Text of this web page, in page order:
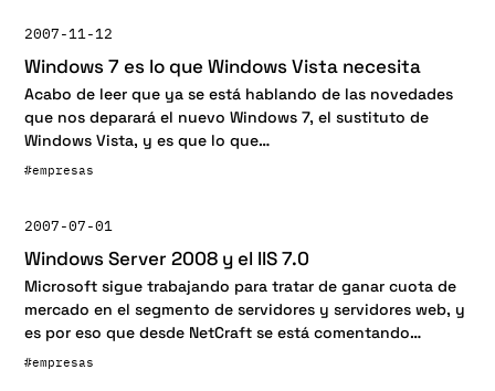
2007-11-12
Windows 7 es lo que Windows Vista necesita
Acabo de leer que ya se está hablando de las novedades
que nos deparará el nuevo Windows 7, el sustituto de
Windows Vista, y es que lo que…
#empresas
2007-07-01
Windows Server 2008 y el IIS 7.0
Microsoft sigue trabajando para tratar de ganar cuota de
mercado en el segmento de servidores y servidores web, y
es por eso que desde NetCraft se está comentando…
#empresas